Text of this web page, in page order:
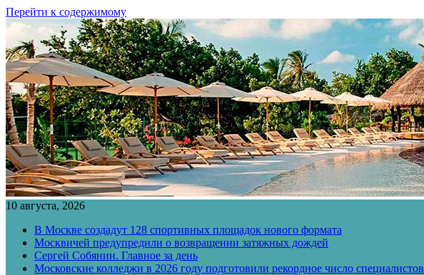
Перейти к содержимому
10 августа, 2026
В Москве создадут 128 спортивных площадок нового формата
Москвичей предупредили о возвращении затяжных дождей
Сергей Собянин. Главное за день
Московские колледжи в 2026 году подготовили рекордное число специалистов